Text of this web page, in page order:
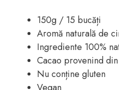
150g / 15 bucăți
Aromă naturală de
Ingrediente 100%
Cacao provenind
Nu conține gluten